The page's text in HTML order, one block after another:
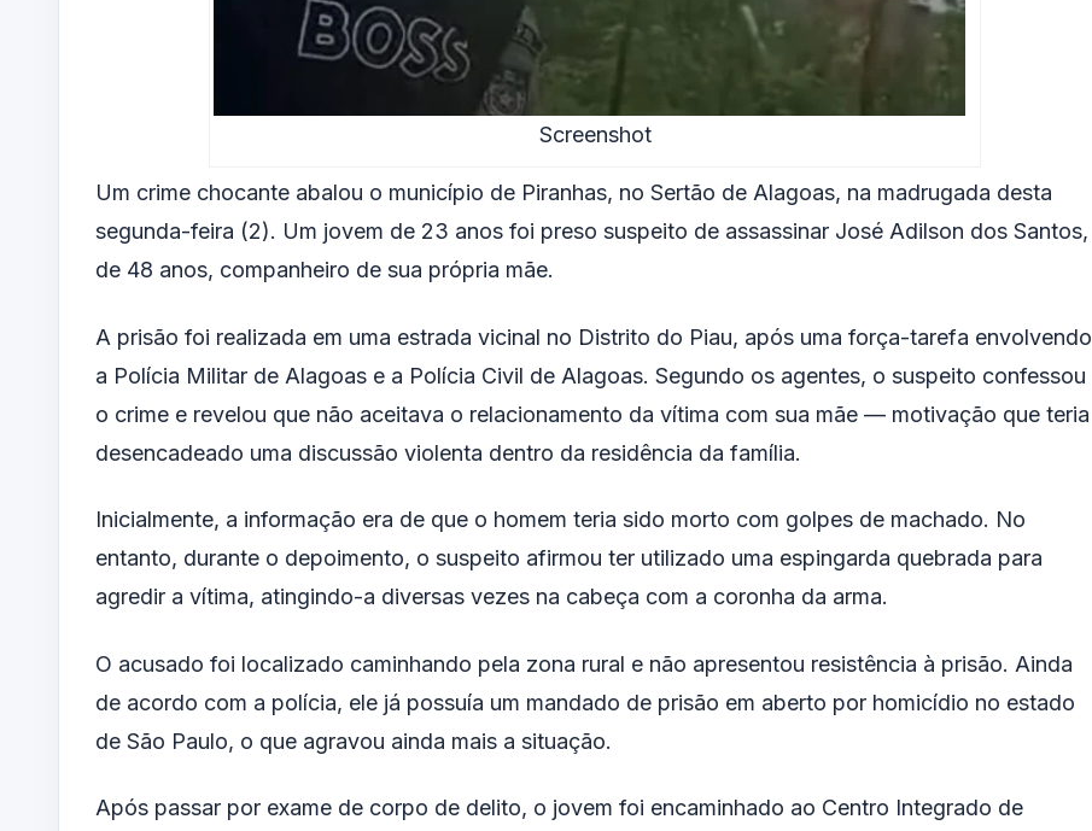
Screenshot
Um crime chocante abalou o município de Piranhas, no Sertão de Alagoas, na madrugada desta
segunda-feira (2). Um jovem de 23 anos foi preso suspeito de assassinar José Adilson dos Santos,
de 48 anos, companheiro de sua própria mãe.
A prisão foi realizada em uma estrada vicinal no Distrito do Piau, após uma força-tarefa envolvendo
a Polícia Militar de Alagoas e a Polícia Civil de Alagoas. Segundo os agentes, o suspeito confessou
o crime e revelou que não aceitava o relacionamento da vítima com sua mãe — motivação que teria
desencadeado uma discussão violenta dentro da residência da família.
Inicialmente, a informação era de que o homem teria sido morto com golpes de machado. No
entanto, durante o depoimento, o suspeito afirmou ter utilizado uma espingarda quebrada para
agredir a vítima, atingindo-a diversas vezes na cabeça com a coronha da arma.
O acusado foi localizado caminhando pela zona rural e não apresentou resistência à prisão. Ainda
de acordo com a polícia, ele já possuía um mandado de prisão em aberto por homicídio no estado
de São Paulo, o que agravou ainda mais a situação.
Após passar por exame de corpo de delito, o jovem foi encaminhado ao Centro Integrado de